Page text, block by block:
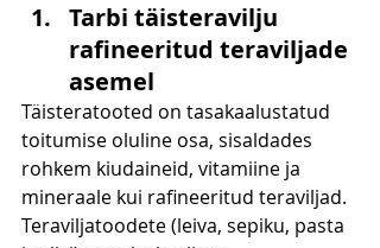
Tarbi täisteravilju
rafineeritud teraviljade
asemel
Täisteratooted on tasakaalustatud
toitumise oluline osa, sisaldades
rohkem kiudaineid, vitamiine ja
mineraale kui rafineeritud teraviljad.
Teraviljatoodete (leiva, sepiku, pasta